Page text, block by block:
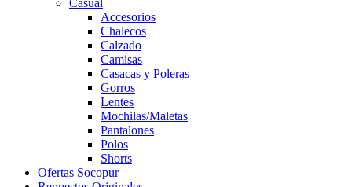
Casual
Accesorios
Chalecos
Calzado
Camisas
Casacas y Poleras
Gorros
Lentes
Mochilas/Maletas
Pantalones
Polos
Shorts
Ofertas Socopur